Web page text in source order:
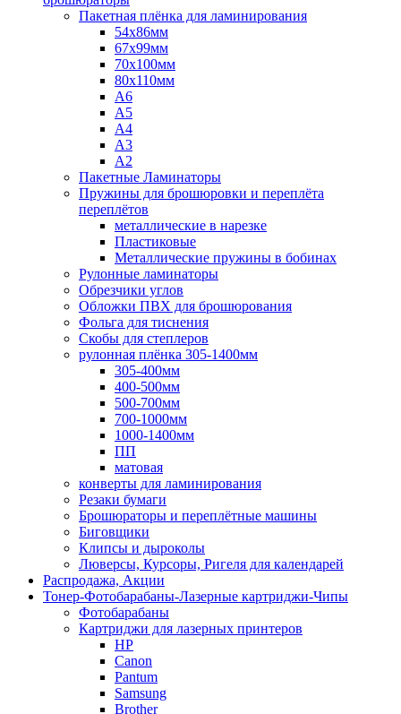
Пакетная плёнка для ламинирования
54x86мм
67x99мм
70х100мм
80x110мм
A6
A5
A4
A3
A2
Пакетные Ламинаторы
Пружины для брошюровки и переплёта
переплётов
металлические в нарезке
Пластиковые
Металлические пружины в бобинах
Рулонные ламинаторы
Обрезчики углов
Обложки ПВХ для брошюрования
Фольга для тиснения
Скобы для степлеров
рулонная плёнка 305-1400мм
305-400мм
400-500мм
500-700мм
700-1000мм
1000-1400мм
ПП
матовая
конверты для ламинирования
Резаки бумаги
Брошюраторы и переплётные машины
Биговщики
Клипсы и дыроколы
Люверсы, Курсоры, Ригеля для календарей
Распродажа, Акции
Тонер-Фотобарабаны-Лазерные картриджи-Чипы
Фотобарабаны
Картриджи для лазерных принтеров
HP
Canon
Pantum
Samsung
Brother